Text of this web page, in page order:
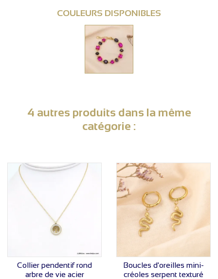
COULEURS DISPONIBLES
4 autres produits dans la même
catégorie :
VOIR LE PRIX
Collier pendentif rond
arbre de vie acier
VOIR LE PRIX
Boucles d'oreilles mini-
créoles serpent texturé